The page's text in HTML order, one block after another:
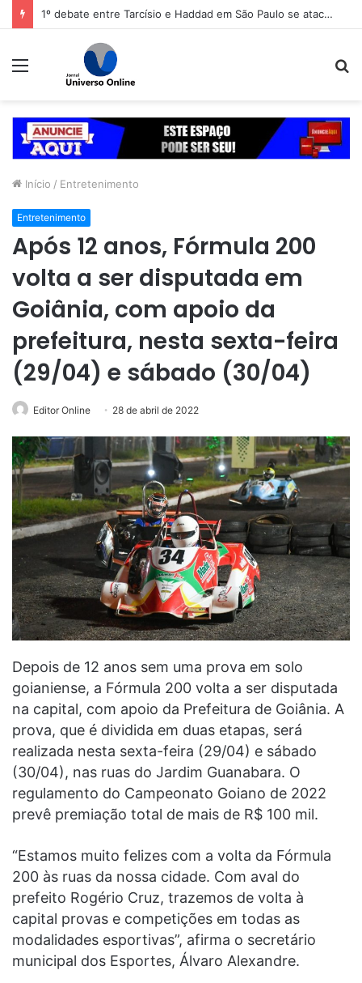
1º debate entre Tarcísio e Haddad em São Paulo se atacam sobre segurança
Menu
Início / Entretenimento
Entretenimento
Após 12 anos, Fórmula 200
volta a ser disputada em
Goiânia, com apoio da
prefeitura, nesta sexta-feira
(29/04) e sábado (30/04)
Editor Online 28 de abril de 2022
Depois de 12 anos sem uma prova em solo
goianiense, a Fórmula 200 volta a ser disputada
na capital, com apoio da Prefeitura de Goiânia. A
prova, que é dividida em duas etapas, será
realizada nesta sexta-feira (29/04) e sábado
(30/04), nas ruas do Jardim Guanabara. O
regulamento do Campeonato Goiano de 2022
prevê premiação total de mais de R$ 100 mil.
“Estamos muito felizes com a volta da Fórmula
200 às ruas da nossa cidade. Com aval do
prefeito Rogério Cruz, trazemos de volta à
capital provas e competições em todas as
modalidades esportivas”, afirma o secretário
municipal dos Esportes, Álvaro Alexandre.